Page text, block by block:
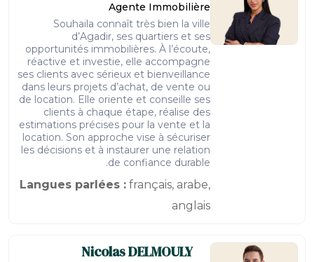
Agente Immobilière
Souhaila connaît très bien la ville
d’Agadir, ses quartiers et ses
opportunités immobilières. À l’écoute,
réactive et investie, elle accompagne
ses clients avec sérieux et bienveillance
dans leurs projets d’achat, de vente ou
de location. Elle oriente et conseille ses
clients à chaque étape, réalise des
estimations précises pour la vente et la
location. Son approche vise à sécuriser
les décisions et à instaurer une relation
de confiance durable.
Langues parlées : français, arabe,
anglais
NicolasDELMOULY